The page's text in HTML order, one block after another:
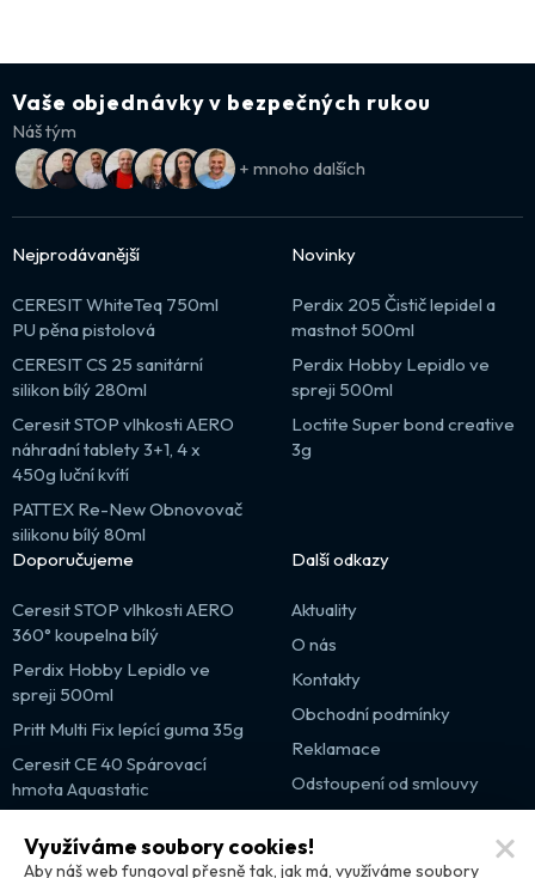
Vaše objednávky v bezpečných rukou
Náš tým
+ mnoho dalších
Nejprodávanější
CERESIT WhiteTeq 750ml
PU pěna pistolová
CERESIT CS 25 sanitární
silikon bílý 280ml
Ceresit STOP vlhkosti AERO
náhradní tablety 3+1, 4 x
450g luční kvítí
PATTEX Re-New Obnovovač
silikonu bílý 80ml
Novinky
Perdix 205 Čistič lepidel a
mastnot 500ml
Perdix Hobby Lepidlo ve
spreji 500ml
Loctite Super bond creative
3g
Doporučujeme
Ceresit STOP vlhkosti AERO
360° koupelna bílý
Perdix Hobby Lepidlo ve
spreji 500ml
Pritt Multi Fix lepící guma 35g
Ceresit CE 40 Spárovací
hmota Aquastatic
Další odkazy
Aktuality
O nás
Kontakty
Obchodní podmínky
Reklamace
Odstoupení od smlouvy
Výprodej
Partnerské weby
Využíváme soubory cookies!
Aby náš web fungoval přesně tak, jak má, využíváme soubory